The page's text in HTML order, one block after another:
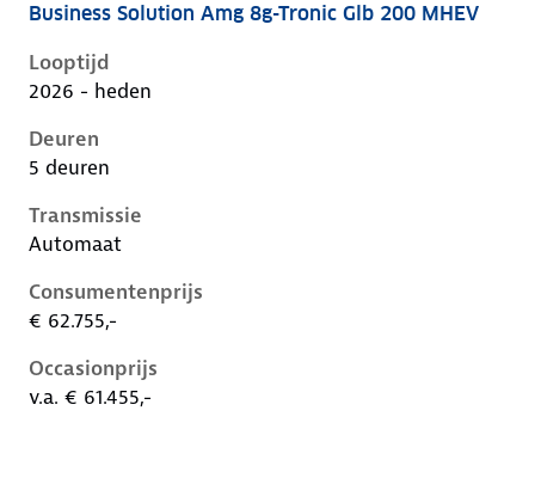
Mercedes Glb-Klasse ii-x248, glb 200 mhev, 135 kW,
Business Solution Amg 8g-Tronic Glb 200 MHEV
Looptijd
2026 - heden
Deuren
5 deuren
Transmissie
Automaat
Consumentenprijs
€ 62.755,-
Occasionprijs
v.a. € 61.455,-